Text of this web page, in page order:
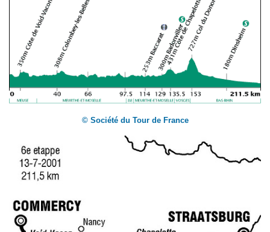
© Société du Tour de France